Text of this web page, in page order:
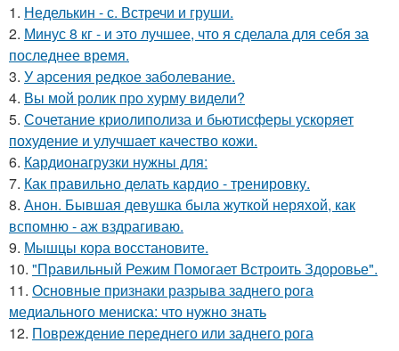
1. Неделькин - с. Встречи и груши.
2. Минус 8 кг - и это лучшее, что я сделала для себя за
последнее время.
3. У арсения редкое заболевание.
4. Вы мой ролик про хурму видели?
5. Сочетание криолиполиза и бьютисферы ускоряет
похудение и улучшает качество кожи.
6. Кардионагрузки нужны для:
7. Как правильно делать кардио - тренировку.
8. Анон. Бывшая девушка была жуткой неряхой, как
вспомню - аж вздрагиваю.
9. Мышцы кора восстановите.
10. "Правильный Режим Помогает Встроить Здоровье".
11. Основные признаки разрыва заднего рога
медиального мениска: что нужно знать
12. Повреждение переднего или заднего рога